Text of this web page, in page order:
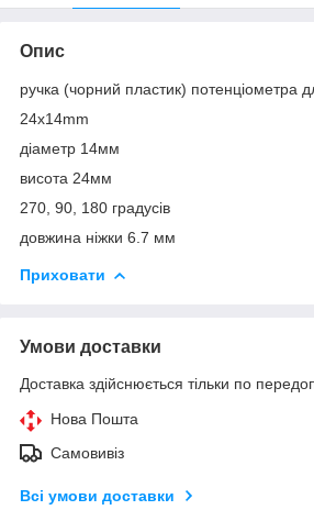
Опис
ручка (чорний пластик) потенціометра
24x14mm
діаметр 14мм
висота 24мм
270, 90, 180 градусів
довжина ніжки 6.7 мм
Приховати
Умови доставки
Доставка здійснюється тільки по
Нова Пошта
Самовивіз
Всі умови доставки